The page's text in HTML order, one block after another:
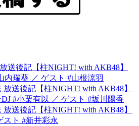
送後記【柱NIGHT! with AKB48】
内瑞葵 ／ ゲスト #山根涼羽
放送後記【柱NIGHT! with AKB48】
#小栗有以 ／ ゲスト #坂川陽香
放送後記【柱NIGHT! with AKB48】
スト #新井彩永